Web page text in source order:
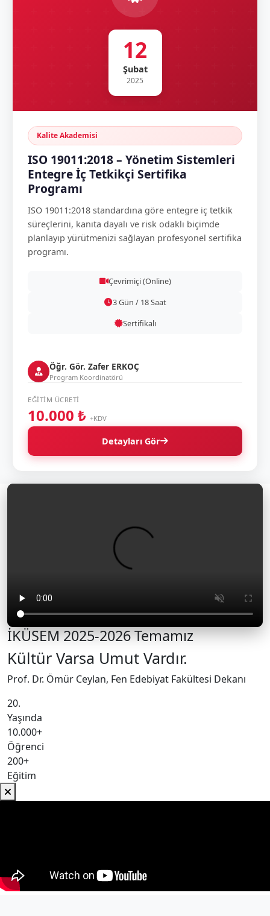
12
Şubat
2025
Kalite Akademisi
ISO 19011:2018 – Yönetim Sistemleri
Entegre İç Tetkikçi Sertifika
Programı
ISO 19011:2018 standardına göre entegre iç tetkik
süreçlerini, kanıta dayalı ve risk odaklı biçimde
planlayıp yürütmenizi sağlayan profesyonel sertifika
programı.
Çevrimiçi (Online)
3 Gün / 18 Saat
Sertifikalı
Öğr. Gör. Zafer ERKOÇ
Program Koordinatörü
EĞITIM ÜCRETI
10.000 ₺ +KDV
Detayları Gör
İKÜSEM 2025-2026 Temamız
Kültür Varsa Umut Vardır.
Prof. Dr. Ömür Ceylan, Fen Edebiyat Fakültesi Dekanı
20.
Yaşında
10.000+
Öğrenci
200+
Eğitim